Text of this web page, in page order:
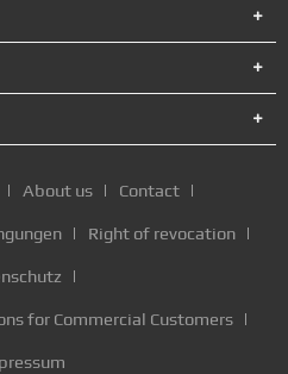
About us Contact
Right of revocation
for Commercial Customers